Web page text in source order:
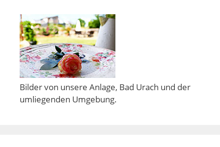
Bilder von unsere Anlage, Bad Urach und der
umliegenden Umgebung.